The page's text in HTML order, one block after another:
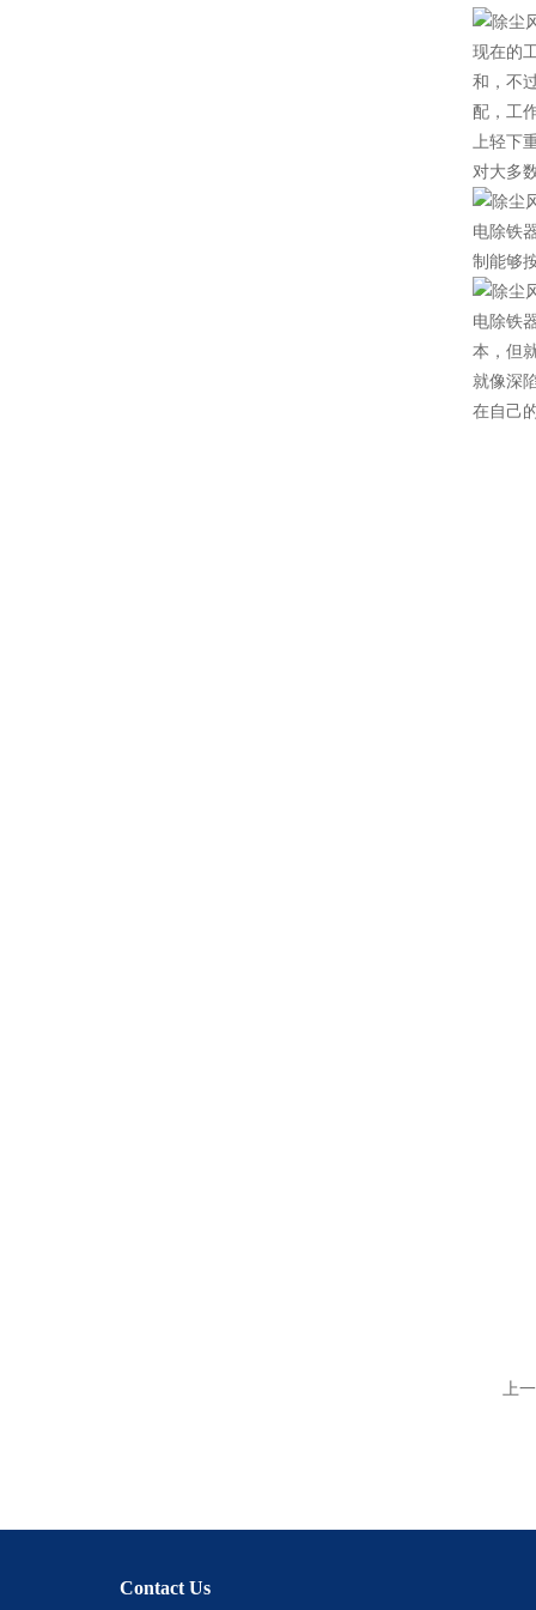
现在的
和，不
配，工
上轻下
对大多
电除铁
制能够
电除铁
本，但
就像深
在自己
上
Contact Us